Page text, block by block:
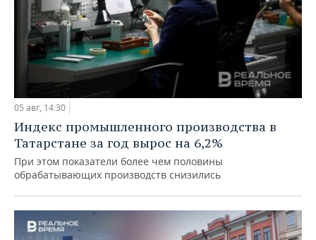
05 авг, 14:30
Индекс промышленного производства в
Татарстане за год вырос на 6,2%
При этом показатели более чем половины
обрабатывающих производств снизились